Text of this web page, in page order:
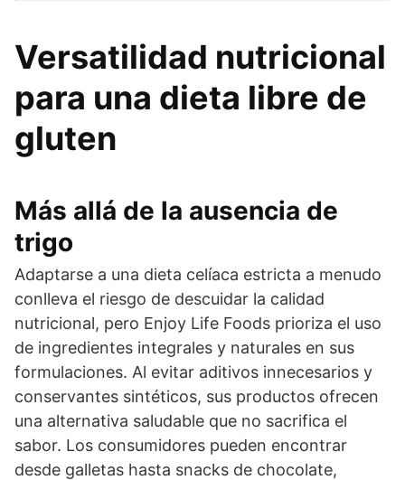
Versatilidad nutricional
para una dieta libre de
gluten
Más allá de la ausencia de
trigo
Adaptarse a una dieta celíaca estricta a menudo
conlleva el riesgo de descuidar la calidad
nutricional, pero Enjoy Life Foods prioriza el uso
de ingredientes integrales y naturales en sus
formulaciones. Al evitar aditivos innecesarios y
conservantes sintéticos, sus productos ofrecen
una alternativa saludable que no sacrifica el
sabor. Los consumidores pueden encontrar
desde galletas hasta snacks de chocolate,